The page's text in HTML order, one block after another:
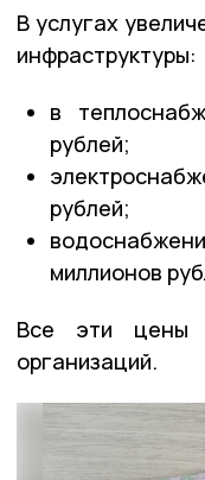
В услугах
инфраструктуры:
в
рублей;
рублей;
миллионов
Все эти цены
организаций.